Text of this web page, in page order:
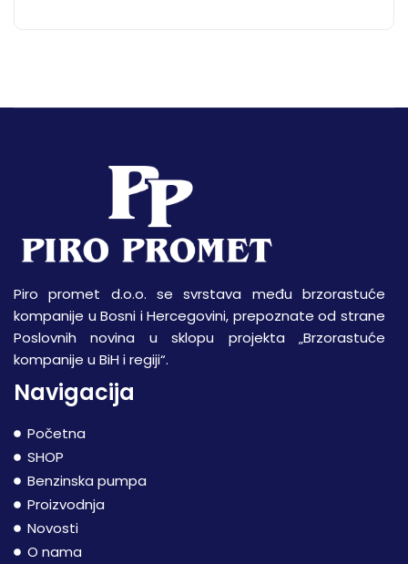
Piro promet d.o.o. se svrstava među brzorastuće
kompanije u Bosni i Hercegovini, prepoznate od strane
Poslovnih novina u sklopu projekta „Brzorastuće
kompanije u BiH i regiji“.
Navigacija
Početna
SHOP
Benzinska pumpa
Proizvodnja
Novosti
O nama